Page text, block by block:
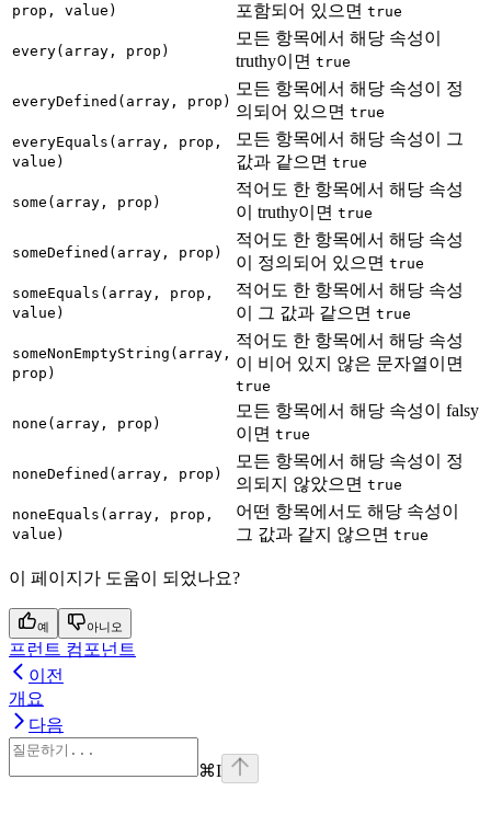
prop, value)
포함되어 있으면 true
every(array, prop)
모든 항목에서 해당 속성이
truthy이면 true
everyDefined(array, prop)
모든 항목에서 해당 속성이 정
의되어 있으면 true
everyEquals(array, prop,
value)
모든 항목에서 해당 속성이 그
값과 같으면 true
some(array, prop)
적어도 한 항목에서 해당 속성
이 truthy이면 true
someDefined(array, prop)
적어도 한 항목에서 해당 속성
이 정의되어 있으면 true
someEquals(array, prop,
value)
적어도 한 항목에서 해당 속성
이 그 값과 같으면 true
someNonEmptyString(array,
prop)
적어도 한 항목에서 해당 속성
이 비어 있지 않은 문자열이면
true
none(array, prop)
모든 항목에서 해당 속성이 falsy
이면 true
noneDefined(array, prop)
모든 항목에서 해당 속성이 정
의되지 않았으면 true
noneEquals(array, prop,
value)
어떤 항목에서도 해당 속성이
그 값과 같지 않으면 true
이 페이지가 도움이 되었나요?
예 아니오
프런트 컴포넌트
이전
개요
다음
⌘I